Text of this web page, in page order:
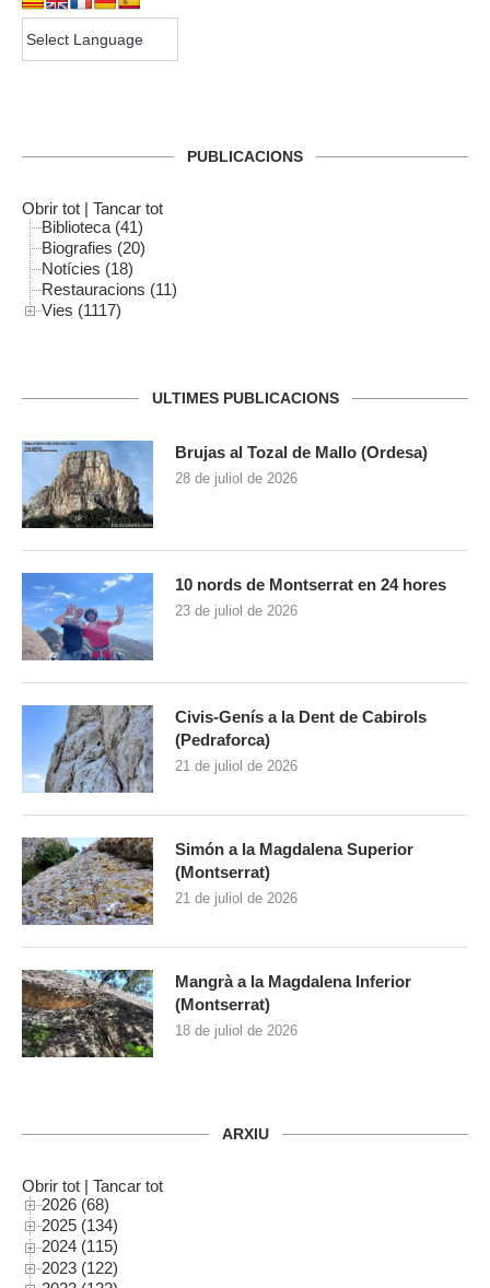
PUBLICACIONS
Obrir tot | Tancar tot
Biblioteca (41)
Biografies (20)
Notícies (18)
Restauracions (11)
Vies (1117)
ULTIMES PUBLICACIONS
Brujas al Tozal de Mallo (Ordesa)
28 de juliol de 2026
10 nords de Montserrat en 24 hores
23 de juliol de 2026
Civis-Genís a la Dent de Cabirols
(Pedraforca)
21 de juliol de 2026
Simón a la Magdalena Superior
(Montserrat)
21 de juliol de 2026
Mangrà a la Magdalena Inferior
(Montserrat)
18 de juliol de 2026
ARXIU
Obrir tot | Tancar tot
2026 (68)
2025 (134)
2024 (115)
2023 (122)